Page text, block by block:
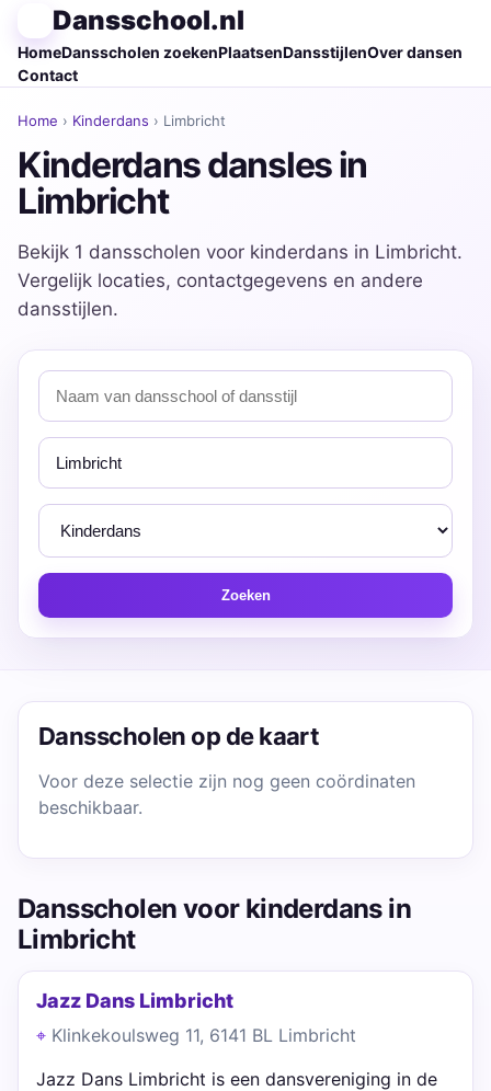
Dansschool.nl
HomeDansscholen zoekenPlaatsenDansstijlenOver dansen
Contact
Home › Kinderdans › Limbricht
Kinderdans dansles in
Limbricht
Bekijk 1 dansscholen voor kinderdans in Limbricht.
Vergelijk locaties, contactgegevens en andere
dansstijlen.
Zoeken
Dansscholen op de kaart
Voor deze selectie zijn nog geen coördinaten
beschikbaar.
Dansscholen voor kinderdans in
Limbricht
Jazz Dans Limbricht
Klinkekoulsweg 11, 6141 BL Limbricht
Jazz Dans Limbricht is een dansvereniging in de